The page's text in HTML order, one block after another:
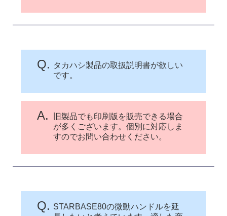
Q. タカハシ製品の取扱説明書が欲しい
です。
A.
旧製品でも印刷版を販売できる場合
が多くございます。個別に対応しま
すのでお問い合わせください。
Q. STARBASE80の微動ハンドルを延